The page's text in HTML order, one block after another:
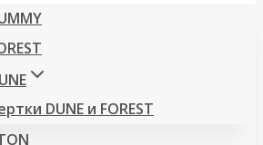
DUNE и FOREST